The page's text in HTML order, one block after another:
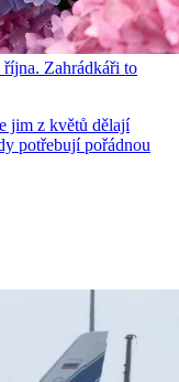
Zahrádkáři to
jim z květů dělají
potřebují pořádnou